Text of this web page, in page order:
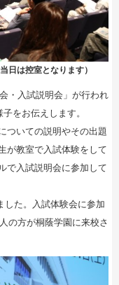
日は控室となります）
・入試説明会」が行われ
をお伝えします。
ついての説明やその出題
が教室で入試体験をして
で入試説明会に参加して
した。入試体験会に参加
の方が桐蔭学園に来校さ